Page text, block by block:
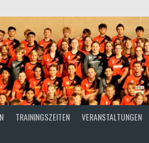
TRAININGSZEITEN VERANSTALTUNGEN